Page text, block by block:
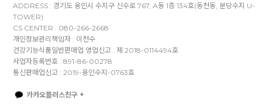
ADDRESS : 경기도 용인시 수지구 신수로 767, A동 1층 134호(동천동, 분당수지 U-
TOWER)
CS CENTER : 080-266-2668
개인정보관리책임자 : 이천수
건강기능식품일반판매업 영업신고 : 제 2018-0114494호
사업자등록번호 : 891-86-00278
통신판매업신고 : 2019-용인수지-0763호
카카오플러스친구 +